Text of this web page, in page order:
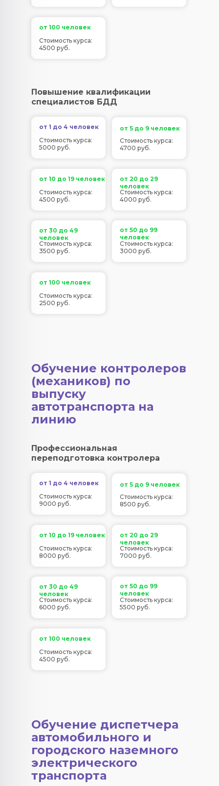
от 100 человек
Стоимость курса:
4500 руб.
Повышение квалификации
специалистов БДД
от 1 до 4 человек
Стоимость курса:
5000 руб.
от 5 до 9 человек
от 10 до 19 человек
от 20 до 29
человек
от 30 до 49
человек
от 50 до 99
человек
от 100 человек
Стоимость курса:
4700 руб.
Стоимость курса:
4500 руб.
Стоимость курса:
4000 руб.
Стоимость курса:
3500 руб.
Стоимость курса:
3000 руб.
Стоимость курса:
2500 руб.
Обучение контролеров
(механиков) по
выпуску
автотранспорта на
линию
Профессиональная
переподготовка контролера
от 1 до 4 человек
Стоимость курса:
9000 руб.
от 5 до 9 человек
от 10 до 19 человек
от 20 до 29
человек
от 30 до 49
человек
от 50 до 99
человек
от 100 человек
Стоимость курса:
8500 руб.
Стоимость курса:
8000 руб.
Стоимость курса:
7000 руб.
Стоимость курса:
6000 руб.
Стоимость курса:
5500 руб.
Стоимость курса:
4500 руб.
Обучение диспетчера
автомобильного и
городского наземного
электрического
транспорта